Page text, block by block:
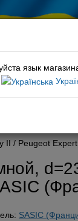
II / Peugeot
язык
SASIC